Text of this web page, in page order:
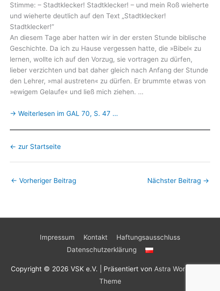
Stimme: – Stadtklecker! Stadtklecker! – und mein Roß wieherte
und wieherte deutlich auf den Text „Stadtklecker!
Stadtklecker!”
An diesem Tage aber hatten wir in der ersten Stunde biblische
Geschichte. Da ich zu Hause vergessen hatte, die »Bibel« zu
lernen, wollte ich auf den Vorzug, sie vortragen zu dürfen,
lieber verzichten und bat daher gleich nach Anfang der Stunde
den Lehrer, »mal austreten« zu dürfen. Er brummte etwas von
»ewigem Gelaufe« und ließ mich ziehen. …
→ Weiterlesen im GAL 70, S. 47 …
← zur Startseite
← Vorheriger Beitrag Nächster Beitrag →
Impressum Kontakt
Haftungsausschluss
Datenschutzerklärung
Copyright © 2026 VSK e.V. | Präsentiert von Astra WordPress-
Theme